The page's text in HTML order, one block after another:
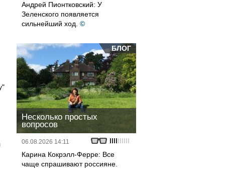
Андрей Пионтковский: У
Зеленского появляется
сильнейший ход. ©
БЛОГ
Несколько простых
вопросов
06.08.2026 14:11
Карина Кокрэлл-Ферре: Все
чаще спрашивают россияне.